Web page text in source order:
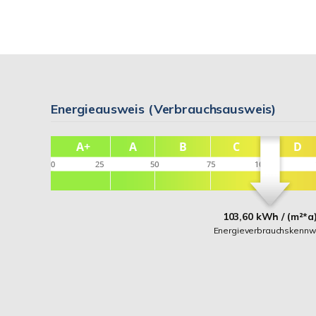
Energieausweis (Verbrauchsausweis)
103,60 kWh / (m²*a)